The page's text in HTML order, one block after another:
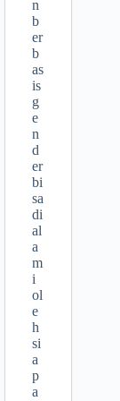
n
b
er
b
as
is
g
e
n
d
er
bi
sa
di
al
a
m
i
ol
e
h
si
a
p
a